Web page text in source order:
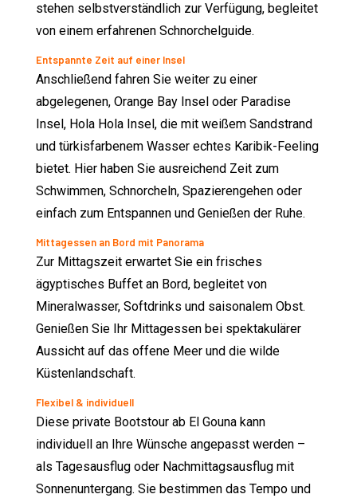
stehen selbstverständlich zur Verfügung, begleitet
von einem erfahrenen Schnorchelguide.
Entspannte Zeit auf einer Insel
Anschließend fahren Sie weiter zu einer
abgelegenen, Orange Bay Insel oder Paradise
Insel, Hola Hola Insel, die mit weißem Sandstrand
und türkisfarbenem Wasser echtes Karibik-Feeling
bietet. Hier haben Sie ausreichend Zeit zum
Schwimmen, Schnorcheln, Spazierengehen oder
einfach zum Entspannen und Genießen der Ruhe.
Mittagessen an Bord mit Panorama
Zur Mittagszeit erwartet Sie ein frisches
ägyptisches Buffet an Bord, begleitet von
Mineralwasser, Softdrinks und saisonalem Obst.
Genießen Sie Ihr Mittagessen bei spektakulärer
Aussicht auf das offene Meer und die wilde
Küstenlandschaft.
Flexibel & individuell
Diese private Bootstour ab El Gouna kann
individuell an Ihre Wünsche angepasst werden –
als Tagesausflug oder Nachmittagsausflug mit
Sonnenuntergang. Sie bestimmen das Tempo und